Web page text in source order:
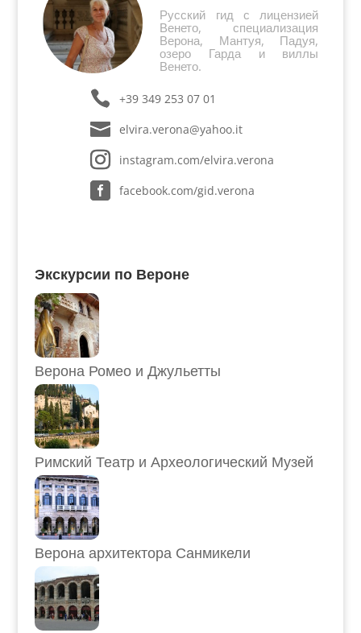
Русский гид с лицензией
Венето, специализация
Верона, Мантуя, Падуя,
озеро Гарда и виллы
Венето.
+39 349 253 07 01
elvira.verona@yahoo.it
instagram.com/elvira.verona
facebook.com/gid.verona
Экскурсии по Вероне
Верона Ромео и Джульетты
Римский Театр и Археологический Музей
Верона архитектора Санмикели